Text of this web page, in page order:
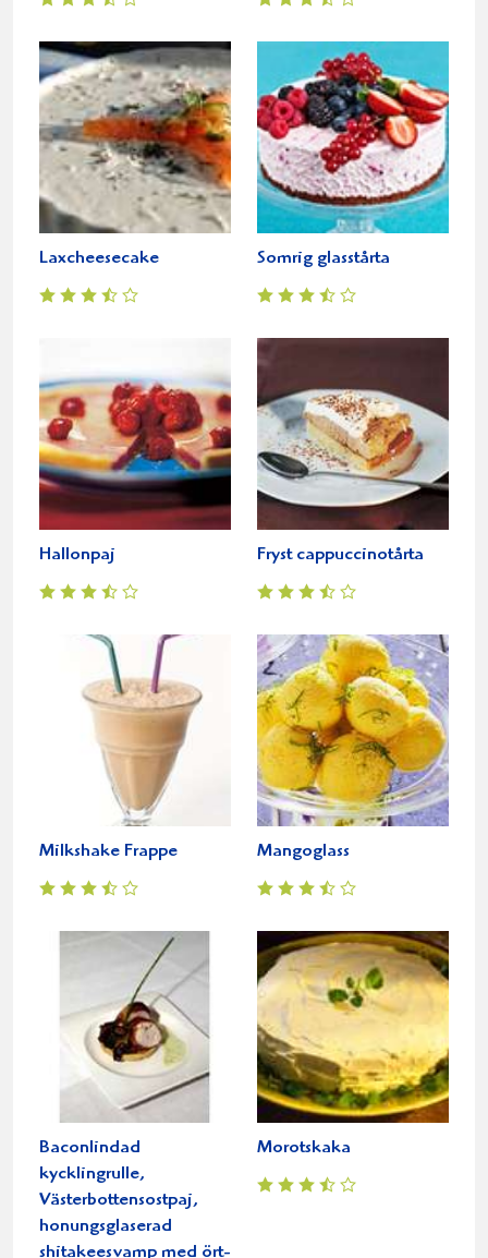
Laxcheesecake Somrig glasstårta
Hallonpaj Fryst cappuccinotårta
Milkshake Frappe Mangoglass
Baconlindad
kycklingrulle,
Västerbottensostpaj,
honungsglaserad
shitakeesvamp med ört-
Morotskaka